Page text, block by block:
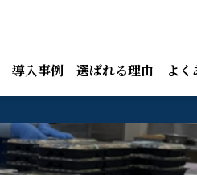
導入事例 選ばれる理由 よ